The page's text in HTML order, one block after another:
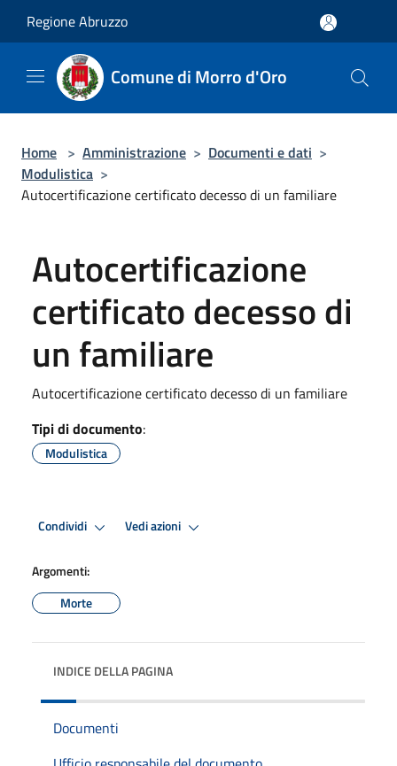
Regione Abruzzo
Comune di Morro d'Oro
Home > Amministrazione > Documenti e dati >
Modulistica >
Autocertificazione certificato decesso di un familiare
Autocertificazione
certificato decesso di
un familiare
Autocertificazione certificato decesso di un familiare
Tipi di documento:
Modulistica
Condividi Vedi azioni
Argomenti:
Morte
INDICE DELLA PAGINA
Documenti